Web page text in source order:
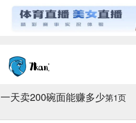
一天卖200碗面能赚多少第1页